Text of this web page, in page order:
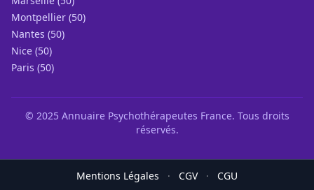
Montpellier (50)
Nantes (50)
Nice (50)
Paris (50)
© 2025 Annuaire Psychothérapeutes France. Tous droits
réservés.
Mentions Légales · CGV · CGU